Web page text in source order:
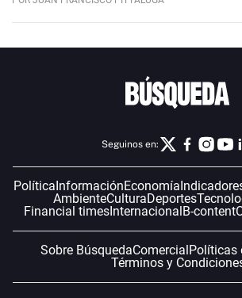
Seguinos en:
Política InformaciónEconomía
AmbienteCulturaDeportes
Financial timesInternacional B-content
Sobre BúsquedaComercial Políticas
Términos y